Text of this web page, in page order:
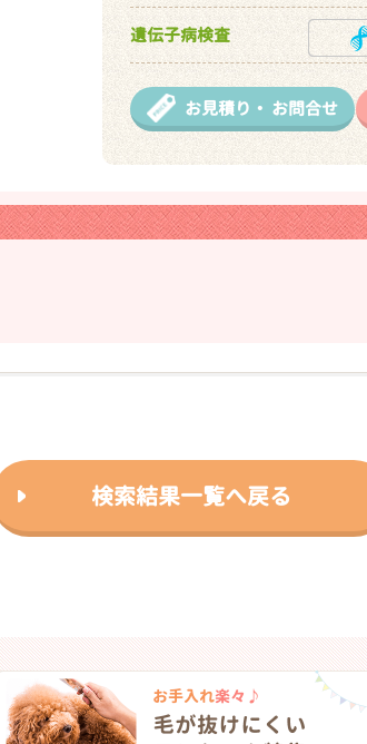
遺伝子病検査
お見積り・ お問合せ
検索結果一覧へ戻る